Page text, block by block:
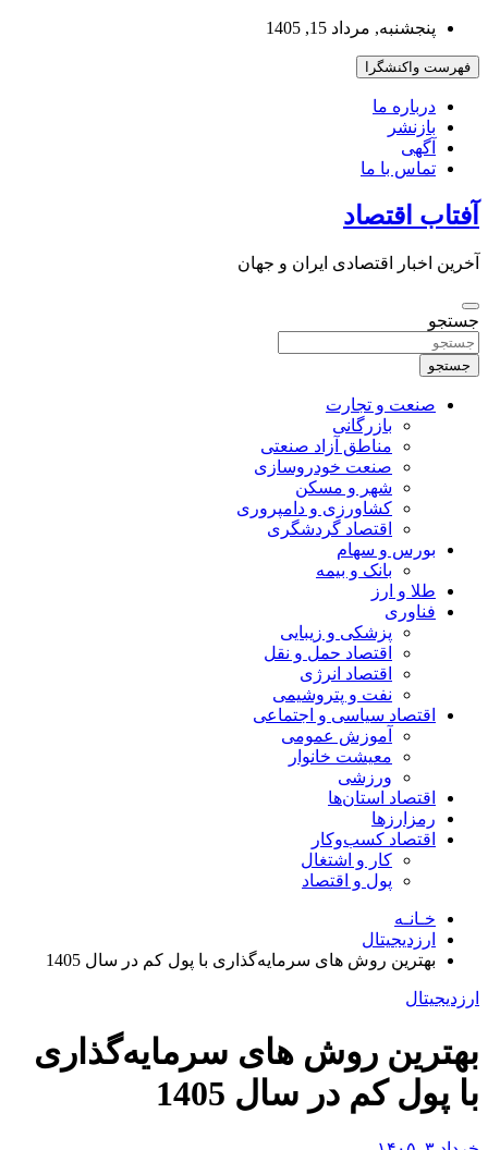
بروید
پنجشنبه, مرداد 15, 1405
فهرست واکنشگرا
درباره ما
بازنشر
آگهی
تماس با ما
آفتاب اقتصاد
آخرین اخبار اقتصادی ایران و جهان
جستجو
جستجو
صنعت و تجارت
بازرگانی
مناطق آزاد صنعتی
صنعت خودروسازی
شهر و مسکن
کشاورزی و دامپروری
اقتصاد گردشگری
بورس و سهام
بانک و بیمه
طلا و ارز
فناوری
پزشکی و زیبایی
اقتصاد حمل و نقل
اقتصاد انرژی
نفت و پتروشیمی
اقتصاد سیاسی و اجتماعی
آموزش عمومی
معیشت خانوار
ورزشی
اقتصاد استان‌ها
رمزارزها
اقتصاد کسب‌و‌کار
کار و اشتغال
پول و اقتصاد
خـانـه
ارزدیجیتال
بهترین روش های سرمایه‌گذاری با پول کم در سال 1405
ارزدیجیتال
بهترین روش های سرمایه‌گذاری
با پول کم در سال 1405